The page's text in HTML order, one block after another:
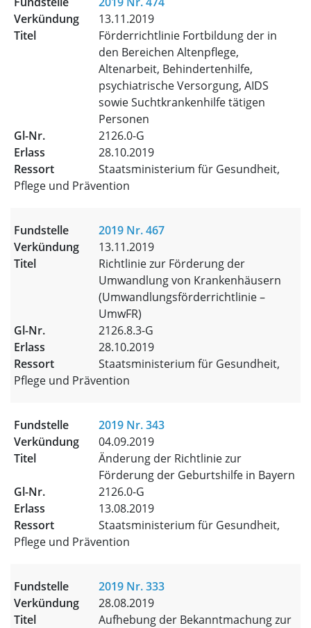
13.11.2019
Förderrichtlinie Fortbildung der in
den Bereichen Altenpflege,
Altenarbeit, Behindertenhilfe,
psychiatrische Versorgung, AIDS
sowie Suchtkrankenhilfe tätigen
Personen
2126.0-G
28.10.2019
Staatsministerium für Gesundheit,
Pflege und Prävention
2019 Nr. 467
13.11.2019
Richtlinie zur Förderung der
Umwandlung von Krankenhäusern
(Umwandlungsförderrichtlinie –
UmwFR)
2126.8.3-G
28.10.2019
Staatsministerium für Gesundheit,
Pflege und Prävention
2019 Nr. 343
04.09.2019
Änderung der Richtlinie zur
Förderung der Geburtshilfe in Bayern
2126.0-G
13.08.2019
Staatsministerium für Gesundheit,
Pflege und Prävention
2019 Nr. 333
28.08.2019
Aufhebung der Bekanntmachung zur